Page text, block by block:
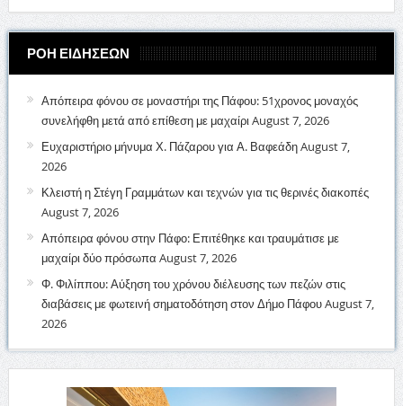
ΡΟΗ ΕΙΔΗΣΕΩΝ
Απόπειρα φόνου σε μοναστήρι της Πάφου: 51χρονος μοναχός
συνελήφθη μετά από επίθεση με μαχαίριAugust 7, 2026
Ευχαριστήριο μήνυμα Χ. Πάζαρου για Α. ΒαφεάδηAugust 7,
2026
Κλειστή η Στέγη Γραμμάτων και τεχνών για τις θερινές διακοπές
August 7, 2026
Απόπειρα φόνου στην Πάφο: Επιτέθηκε και τραυμάτισε με
μαχαίρι δύο πρόσωπα August 7, 2026
Φ. Φιλίππου: Αύξηση του χρόνου διέλευσης των πεζών στις
διαβάσεις με φωτεινή σηματοδότηση στον Δήμο ΠάφουAugust 7,
2026